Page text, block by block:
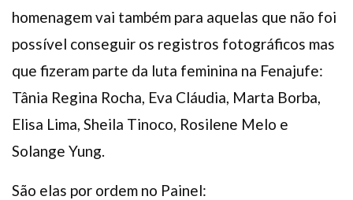
homenagem vai também para aquelas que não foi
possível conseguir os registros fotográficos mas
que fizeram parte da luta feminina na Fenajufe:
Tânia Regina Rocha, Eva Cláudia, Marta Borba,
Elisa Lima, Sheila Tinoco, Rosilene Melo e
Solange Yung.
São elas por ordem no Painel: